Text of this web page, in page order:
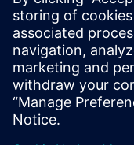
Recursos